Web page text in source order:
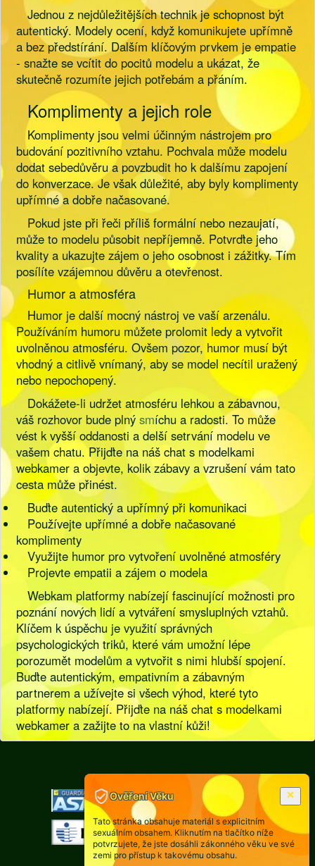
Jednou z nejdůležitějších technik je schopnost být
autentický. Modely ocení, když komunikujete upřímně
a bez předstírání. Dalším klíčovým prvkem je empatie
- snažte se vcítit do pocitů modelu a ukázat, že
skutečně rozumíte jejich potřebám a přáním.
Komplimenty a jejich role
Komplimenty jsou velmi účinným nástrojem pro
budování pozitivního vztahu. Pochvala může modelu
dodat sebedůvěru a povzbudit ho k dalšímu zapojení
do konverzace. Je však důležité, aby byly komplimenty
upřímné a dobře načasované.
Pokud jste při řeči příliš formální nebo nezaujatí,
může to modelu působit nepříjemně. Potvrďte jeho
kvality a ukazujte zájem o jeho osobnost i zážitky. Tím
posílíte vzájemnou důvěru a otevřenost.
Humor a atmosféra
Humor je další mocný nástroj ve vaší arzenálu.
Používáním humoru můžete prolomit ledy a vytvořit
uvolněnou atmosféru. Ovšem pozor, humor musí být
vhodný a citlivě vnímaný, aby se model necítil uražený
nebo nepochopený.
Dokážete-li udržet atmosféru lehkou a zábavnou,
váš rozhovor bude plnýsmíchu a radosti. To může
vést k vyšší oddanosti a delší setrvání modelu ve
vašem chatu. Přijďte na náš chat s modelkami
webkamer a objevte, kolik zábavy a vzrušení vám tato
cesta může přinést.
Buďte autentický a upřímný při komunikaci
Používejte upřímné a dobře načasované
komplimenty
Využijte humor pro vytvoření uvolněné atmosféry
Projevte empatii a zájem o modela
Webkam platformy nabízejí fascinující možnosti pro
poznání nových lidí a vytváření smysluplných vztahů.
Klíčem k úspěchu je využití správných
psychologických triků, které vám umožní lépe
porozumět modelům a vytvořit s nimi hlubší spojení.
Buďte autentickým, empativním a zábavným
partnerem a užívejte si všech výhod, které tyto
platformy nabízejí. Přijďte na náš chat s modelkami
webkamer a zažijte to na vlastní kůži!
]
Ověření Věku
Tato stránka obsahuje materiál s explicitním
sexuálním obsahem. Kliknutím na tlačítko níže
potvrzujete, že jste dosáhli zákonného věku ve své
zemi pro přístup k takovému obsahu.